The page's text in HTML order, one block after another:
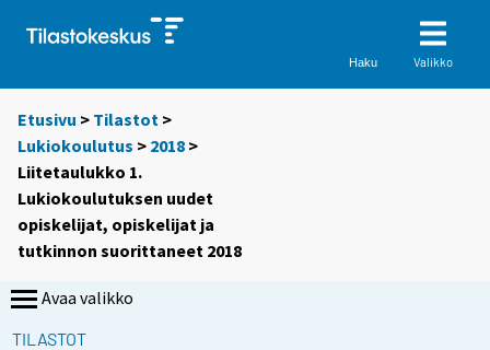
Haku Valikko
Etusivu > Tilastot >
Lukiokoulutus > 2018 >
Liitetaulukko 1.
Lukiokoulutuksen uudet
opiskelijat, opiskelijat ja
tutkinnon suorittaneet 2018
Avaa valikko
TILASTOT